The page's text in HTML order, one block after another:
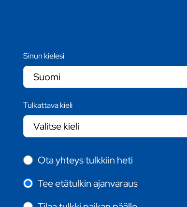
Sinun kielesi
Tulkattava kieli
Ota yhteys tulkkiin heti
Tee etätulkin ajanvaraus